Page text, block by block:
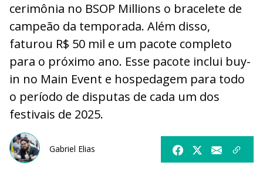
cerimônia no BSOP Millions o bracelete de
campeão da temporada. Além disso,
faturou R$ 50 mil e um pacote completo
para o próximo ano. Esse pacote inclui buy-
in no Main Event e hospedagem para todo
o período de disputas de cada um dos
festivais de 2025.
Gabriel Elias